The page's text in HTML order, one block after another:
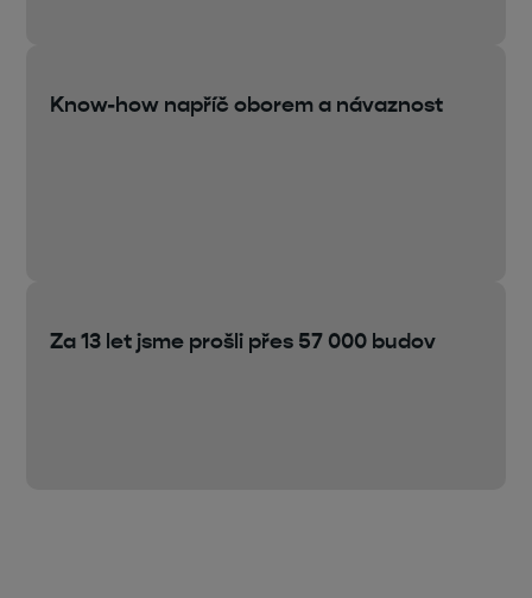
Know-how napříč oborem a návaznost
Za 13 let jsme prošli přes 57 000 budov